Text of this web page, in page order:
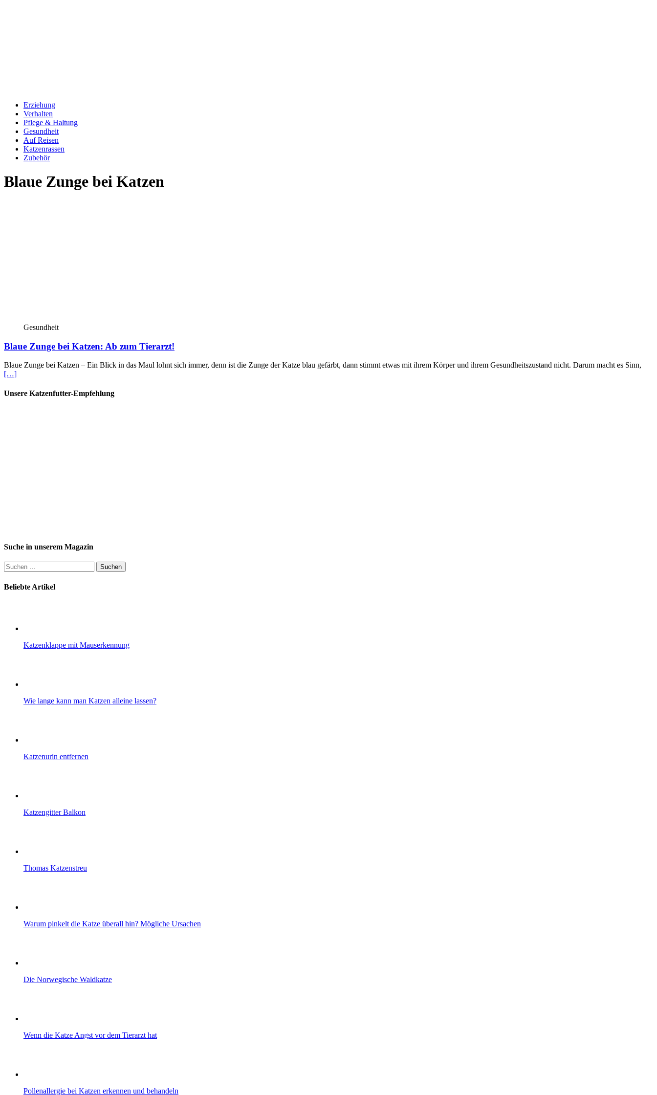
Erziehung
Verhalten
Pflege & Haltung
Gesundheit
Auf Reisen
Katzenrassen
Zubehör
Blaue Zunge bei Katzen
Gesundheit
Blaue Zunge bei Katzen: Ab zum Tierarzt!
Blaue Zunge bei Katzen – Ein Blick in das Maul lohnt sich immer, denn ist die Zunge der Katze blau gefärbt, dann stimmt etwas mit ihrem Körper und ihrem Gesundheitszustand nicht. Darum macht es Sinn,
[…]
Unsere Katzenfutter-Empfehlung
Suche in unserem Magazin
Suchen
nach:
Beliebte Artikel
Katzenklappe mit Mauserkennung
Wie lange kann man Katzen alleine lassen?
Katzenurin entfernen
Katzengitter Balkon
Thomas Katzenstreu
Warum pinkelt die Katze überall hin? Mögliche Ursachen
Die Norwegische Waldkatze
Wenn die Katze Angst vor dem Tierarzt hat
Pollenallergie bei Katzen erkennen und behandeln